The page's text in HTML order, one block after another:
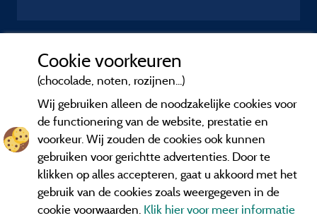
Cookie voorkeuren
(chocolade, noten, rozijnen...)
Wij gebruiken alleen de noodzakelijke cookies voor
de functionering van de website, prestatie en
voorkeur. Wij zouden de cookies ook kunnen
gebruiken voor gerichtte advertenties. Door te
klikken op alles accepteren, gaat u akkoord met het
gebruik van de cookies zoals weergegeven in de
cookie voorwaarden. Klik hier voor meer informatie